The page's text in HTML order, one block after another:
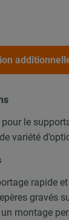
pour le
variété
rapide
gravés
montage